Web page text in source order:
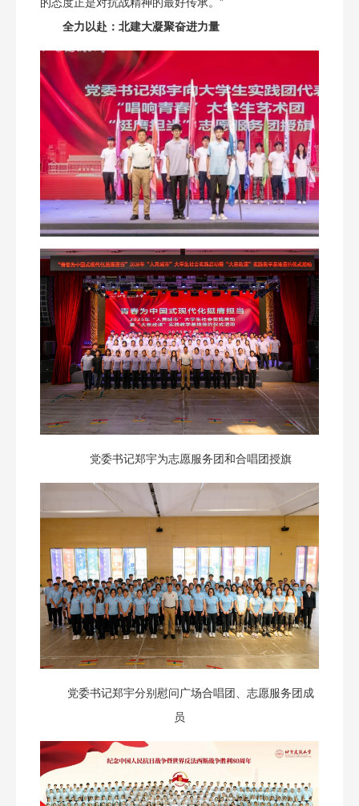
全力以赴：北建大凝聚奋进力量
党委书记郑宇为志愿服务团和合唱团授旗
党委书记郑宇分别慰问广场合唱团、志愿服务团成
员